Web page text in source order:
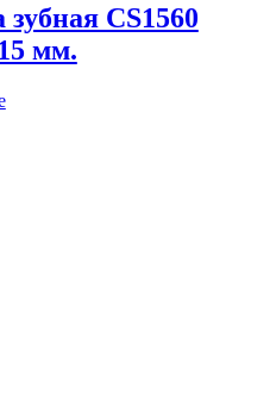
CS1560
мм.